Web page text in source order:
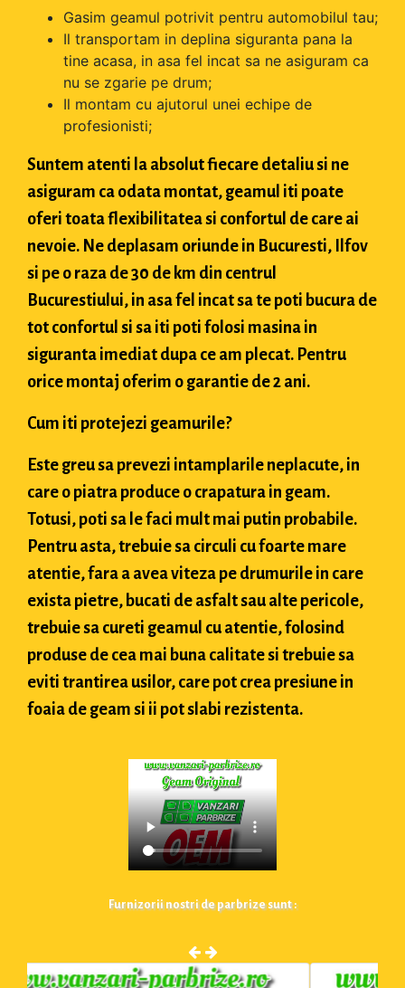
Gasim geamul potrivit pentru automobilul tau;
Il transportam in deplina siguranta pana la
tine acasa, in asa fel incat sa ne asiguram ca
nu se zgarie pe drum;
Il montam cu ajutorul unei echipe de
profesionisti;
Suntem atenti la absolut fiecare detaliu si ne
asiguram ca odata montat, geamul iti poate
oferi toata flexibilitatea si confortul de care ai
nevoie. Ne deplasam oriunde in Bucuresti, Ilfov
si pe o raza de 30 de km din centrul
Bucurestiului, in asa fel incat sa te poti bucura de
tot confortul si sa iti poti folosi masina in
siguranta imediat dupa ce am plecat. Pentru
orice montaj oferim o garantie de 2 ani.
Cum iti protejezi geamurile?
Este greu sa prevezi intamplarile neplacute, in
care o piatra produce o crapatura in geam.
Totusi, poti sa le faci mult mai putin probabile.
Pentru asta, trebuie sa circuli cu foarte mare
atentie, fara a avea viteza pe drumurile in care
exista pietre, bucati de asfalt sau alte pericole,
trebuie sa cureti geamul cu atentie, folosind
produse de cea mai buna calitate si trebuie sa
eviti trantirea usilor, care pot crea presiune in
foaia de geam si ii pot slabi rezistenta.
Furnizorii nostri de parbrize sunt :